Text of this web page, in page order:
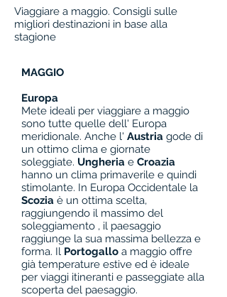
Viaggiare a maggio. Consigli sulle
migliori destinazioni in base alla
stagione
MAGGIO
Europa
Mete ideali per viaggiare a maggio
sono tutte quelle dell' Europa
meridionale. Anche l' Austria gode di
un ottimo clima e giornate
soleggiate. Ungheria e Croazia
hanno un clima primaverile e quindi
stimolante. In Europa Occidentale la
Scozia è un ottima scelta,
raggiungendo il massimo del
soleggiamento , il paesaggio
raggiunge la sua massima bellezza e
forma. Il Portogallo a maggio offre
già temperature estive ed è ideale
per viaggi itineranti e passeggiate alla
scoperta del paesaggio.